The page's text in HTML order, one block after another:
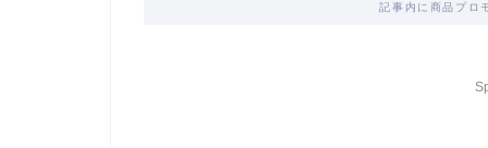
記事内に商品プロ